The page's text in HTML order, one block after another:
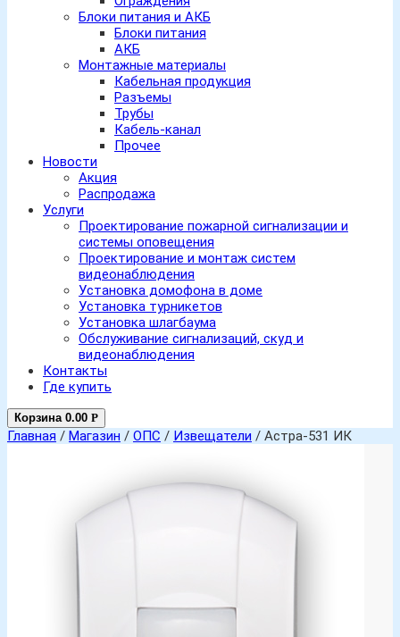
Блоки питания и АКБ
Блоки питания
АКБ
Монтажные материалы
Кабельная продукция
Разъемы
Трубы
Кабель-канал
Прочее
Новости
Акция
Распродажа
Услуги
Проектирование пожарной сигнализации и
системы оповещения
Проектирование и монтаж систем
видеонаблюдения
Установка домофона в доме
Установка турникетов
Установка шлагбаума
Обслуживание сигнализаций, скуд и
видеонаблюдения
Контакты
Где купить
Корзина 0.00 Р
Главная / Магазин / ОПС / Извещатели / Астра-531 ИК